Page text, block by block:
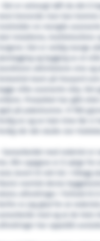
– Det er selvsagt tøft da det å
mest krevende man kan
inneholder en mengde
skal installeres, kvalitetssikres
fungerer. Det er veldig mange
planlegging og bygging av et
koordinere aktivitetene sine og
fantastisk team på Havyard
bygge slike avanserte skip.
enklere. Prosjektet har gått
også på prøveturene. Vi fikk
– Samarbeidet med rederiet
bra. Min oppgave er å sørge
med, levert til rett tid. I tillegg
Skansi overtok denne
ekstra utfordringer i forhold til
Derfor er jeg glad for at
samarbeide med og at de
utfordringer har oppstått